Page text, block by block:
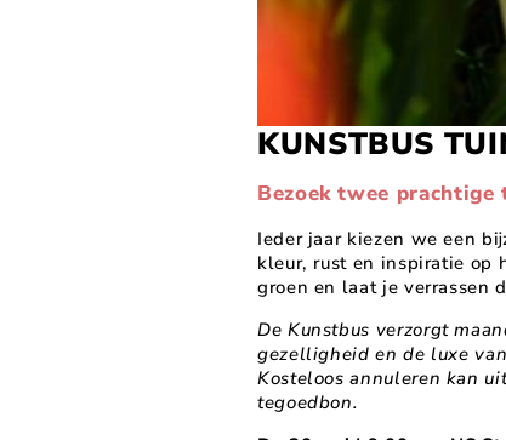
KUNSTBUS
Bezoek twee
Ieder jaar kiezen we een
kleur, rust en inspiratie op
groen en laat je verrassen
De Kunstbus verzorgt
gezelligheid en de luxe
Kosteloos annuleren kan
tegoedbon.